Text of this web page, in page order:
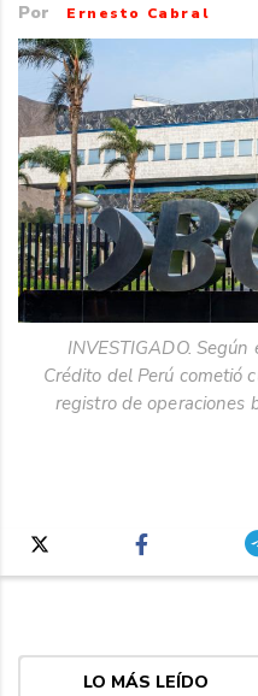
Por Ernesto Cabral
INVESTIGADO.
Crédito del Perú cometió
registro de operaciones
LO MÁS LEÍDO